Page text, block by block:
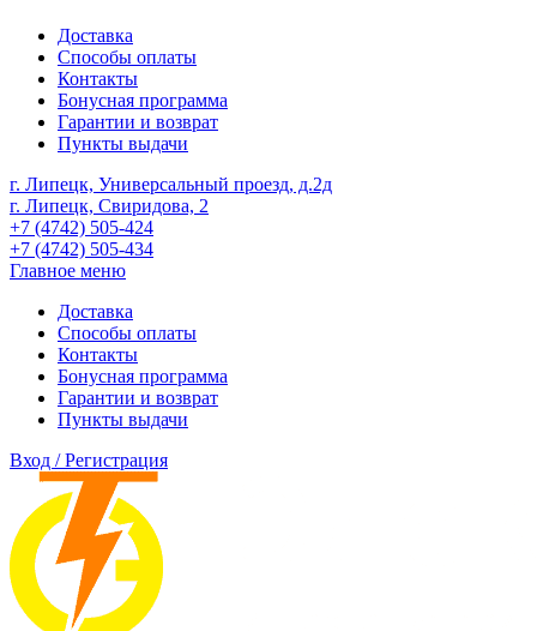
Доставка
Способы оплаты
Контакты
Бонусная программа
Гарантии и возврат
Пункты выдачи
г. Липецк, Универсальный проезд, д.2д
г. Липецк, Свиридова, 2
+7 (4742) 505-424
+7 (4742) 505-434
Главное меню
Доставка
Способы оплаты
Контакты
Бонусная программа
Гарантии и возврат
Пункты выдачи
Вход / Регистрация